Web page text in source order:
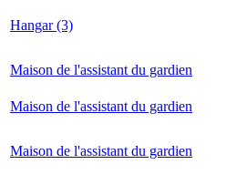
Hangar (3)
Maison de l'assistant du gardien
Maison de l'assistant du gardien
Maison de l'assistant du gardien